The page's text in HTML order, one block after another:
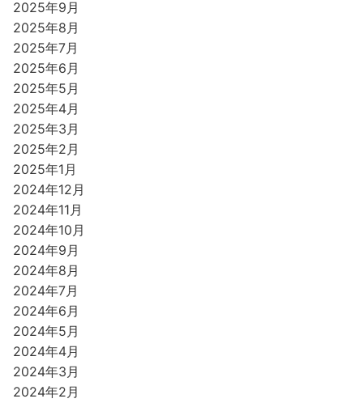
2025年9月
2025年8月
2025年7月
2025年6月
2025年5月
2025年4月
2025年3月
2025年2月
2025年1月
2024年12月
2024年11月
2024年10月
2024年9月
2024年8月
2024年7月
2024年6月
2024年5月
2024年4月
2024年3月
2024年2月